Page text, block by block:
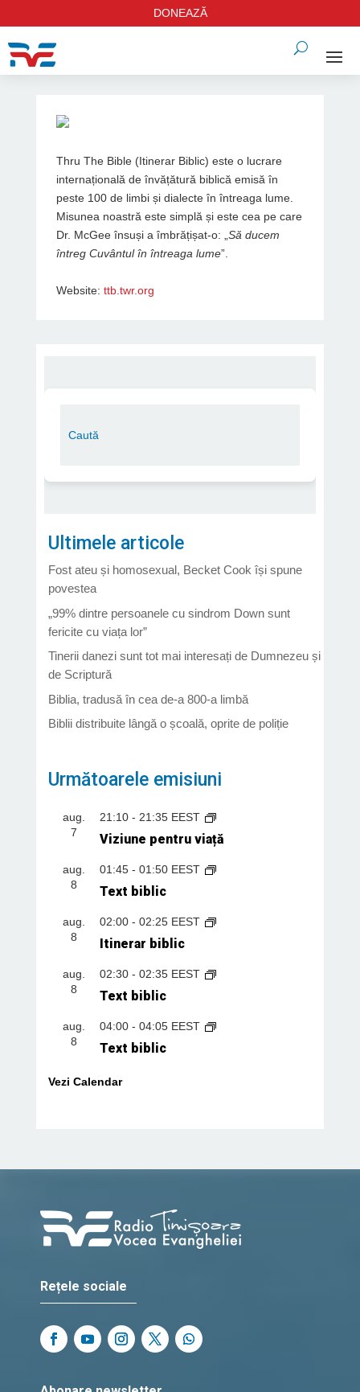
DONEAZĂ
Thru The Bible (Itinerar Biblic) este o lucrare
internațională de învățătură biblică emisă în
peste 100 de limbi și dialecte în întreaga lume.
Misunea noastră este simplă și este cea pe care
Dr. McGee însuși a îmbrățișat-o: „ Să ducem
întreg Cuvântul în întreaga lume”.
Website: ttb.twr.org
Ultimele articole
Fost ateu și homosexual, Becket Cook își spune
povestea
„99% dintre persoanele cu sindrom Down sunt
fericite cu viața lor”
Tinerii danezi sunt tot mai interesați de Dumnezeu și
de Scriptură
Biblia, tradusă în cea de-a 800-a limbă
Biblii distribuite lângă o școală, oprite de poliție
Următoarele emisiuni
aug.
7
21:10- 21:35 EEST
Viziune pentru viață
aug.
8
01:45- 01:50 EEST
Text biblic
aug.
8
02:00- 02:25 EEST
Itinerar biblic
aug.
8
02:30- 02:35 EEST
Text biblic
aug.
8
04:00- 04:05 EEST
Text biblic
Vezi Calendar
Rețele sociale